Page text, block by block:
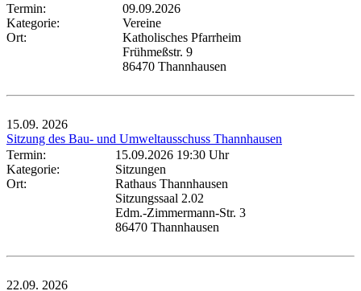
Termin:
09.09.2026
Kategorie:
Vereine
Ort:
Katholisches Pfarrheim
Frühmeßstr. 9
86470 Thannhausen
15.09. 2026
Sitzung des Bau- und Umweltausschuss Thannhausen
Termin:
15.09.2026 19:30 Uhr
Kategorie:
Sitzungen
Ort:
Rathaus Thannhausen
Sitzungssaal 2.02
Edm.-Zimmermann-Str. 3
86470 Thannhausen
22.09. 2026